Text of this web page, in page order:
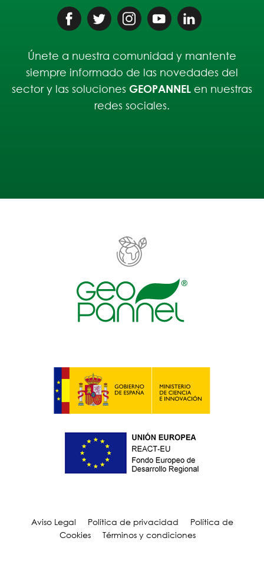
Únete a nuestra comunidad y mantente
siempre informado de las novedades del
sector y las soluciones GEOPANNEL en nuestras
redes sociales.
Aviso Legal Política de privacidad
Política de
Cookies
Términos y condiciones